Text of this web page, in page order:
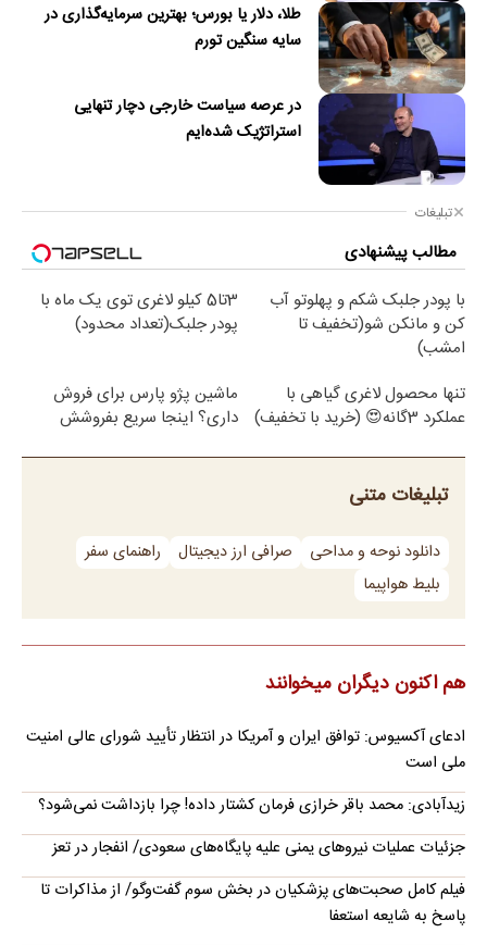
طلا، دلار یا بورس؛ بهترین سرمایه‌گذاری در
سایه سنگین تورم
در عرصه سیاست خارجی دچار تنهایی
استراتژیک شده‌ایم
تبلیغات
مطالب پیشنهادی
با پودر جلبک شکم و پهلوتو آب
کن و مانکن شو(تخفیف تا
امشب)
3تا5 کیلو لاغری توی یک ماه با
پودر جلبک(تعداد محدود)
تنها محصول لاغری گیاهی با
عملکرد 3گانه😍 (خرید با تخفیف)
ماشین پژو پارس برای فروش
داری؟ اینجا سریع بفروشش
تبلیغات متنی
دانلود نوحه و مداحی صرافی ارز دیجیتال
راهنمای سفر
بلیط هواپیما
هم اکنون دیگران میخوانند
ادعای آکسیوس: توافق ایران و آمریکا در انتظار تأیید شورای عالی امنیت
ملی است
زیدآبادی: محمد باقر خرازی فرمان کشتار داده! چرا بازداشت نمی‌شود؟
جزئیات عملیات نیروهای یمنی علیه پایگاه‌های سعودی/ انفجار در تعز
فیلم کامل صحبت‌های پزشکیان در بخش سوم گفت‌وگو/ از مذاکرات تا
پاسخ به شایعه استعفا